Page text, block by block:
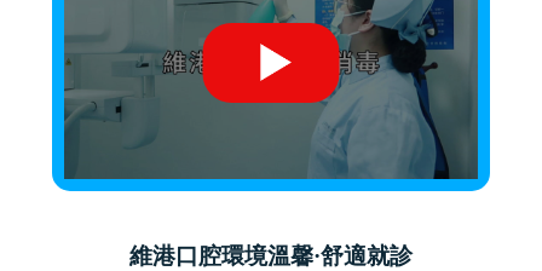
維港口腔環境溫馨·舒適就診